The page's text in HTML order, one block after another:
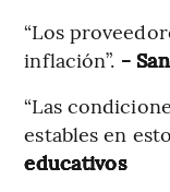
“Los
inflación”. -
“Las
estables en
educativos